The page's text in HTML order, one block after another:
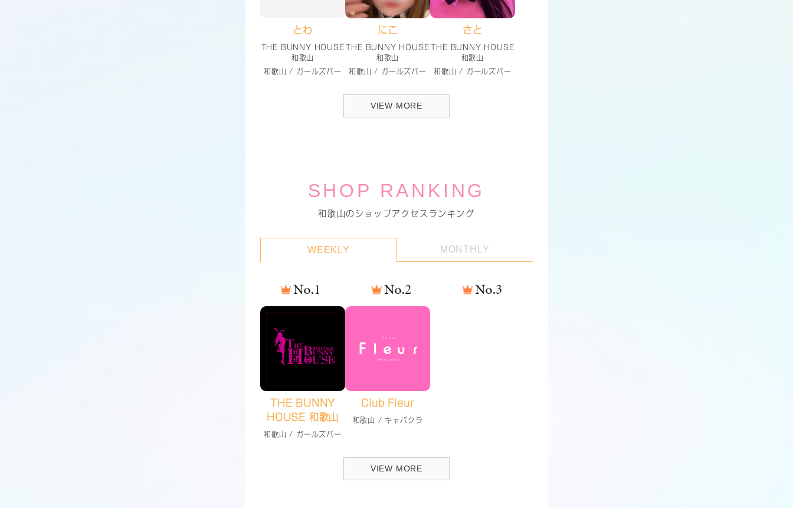
とわ
THE BUNNY HOUSE
和歌山
和歌山 / ガールズバー
にこ
THE BUNNY HOUSE
和歌山
和歌山 / ガールズバー
さと
THE BUNNY HOUSE
和歌山
和歌山 / ガールズバー
VIEW MORE
SHOP RANKING
和歌山のショップアクセスランキング
WEEKLY MONTHLY
THE BUNNY
HOUSE 和歌山
和歌山 / ガールズバー
Club Fleur
和歌山 / キャバクラ
VIEW MORE